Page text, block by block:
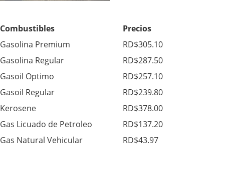
Combustibles
Precios
Gasolina Premium
RD$305.10
Gasolina Regular
RD$287.50
Gasoil Optimo
RD$257.10
Gasoil Regular
RD$239.80
Kerosene
RD$378.00
Gas Licuado de Petroleo
RD$137.20
Gas Natural Vehicular
RD$43.97